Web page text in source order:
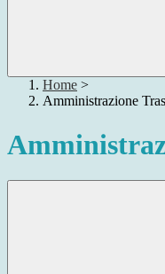
Home >
Amministrazione